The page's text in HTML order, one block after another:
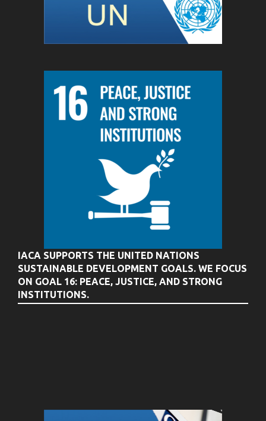
IACA SUPPORTS THE UNITED NATIONS
SUSTAINABLE DEVELOPMENT GOALS. WE FOCUS
ON GOAL 16: PEACE, JUSTICE, AND STRONG
INSTITUTIONS.